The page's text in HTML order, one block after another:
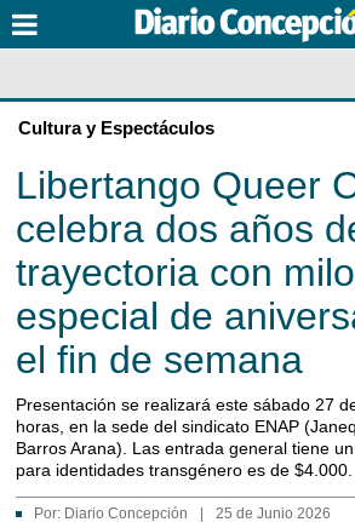
Cultura y Espectáculos
Libertango Queer
celebra dos años
trayectoria con
especial de
el fin de semana
Presentación se realizará este sábado 27
horas, en la sede del sindicato ENAP
Barros Arana). Las entrada general tiene
para identidades transgénero es de $4.000.
Por: Diario Concepción 25 de Junio 2026